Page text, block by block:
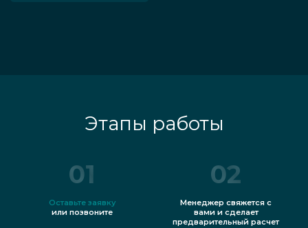
Этапы работы
01
Оставьте заявку
или позвоните
02
Менеджер свяжется с
вами и сделает
предварительный расчет